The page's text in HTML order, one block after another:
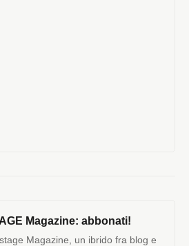
attraverso una scrittura
Magazine: abbonati!
Magazine, un ibrido fra blog e